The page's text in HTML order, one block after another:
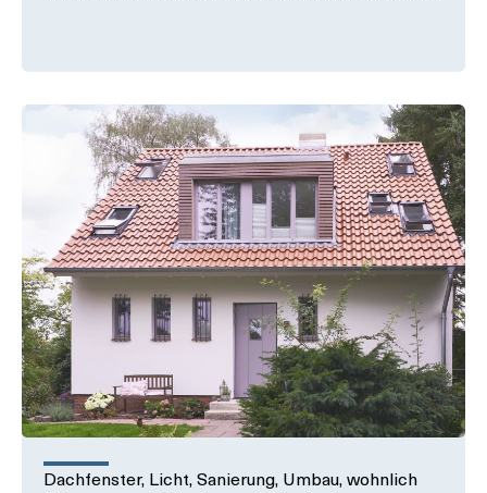
Dachfenster, Licht, Sanierung, Umbau, wohnlich